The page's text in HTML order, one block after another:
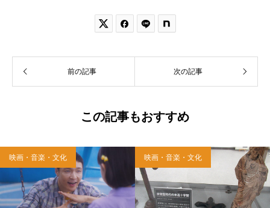
 
前の記事 次の記事
この記事もおすすめ
映画・音楽・文化 映画・音楽・文化